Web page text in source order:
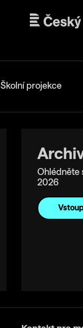
Školní projekce
Ohlédněte
2026